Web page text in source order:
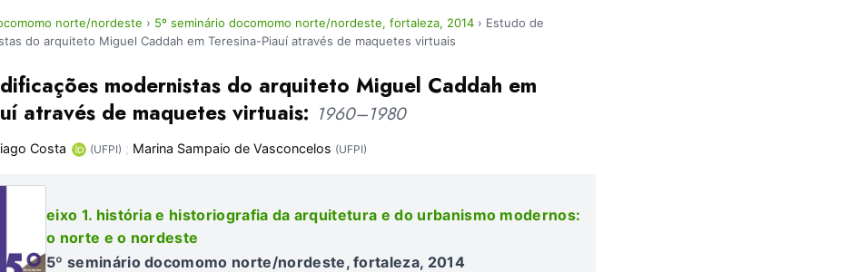
norte/nordeste › 5º seminário docomomo norte/nordeste, fortaleza, 2014 › Estudo de
do arquiteto Miguel Caddah em Teresina-Piauí através de maquetes virtuais
modernistas do arquiteto Miguel Caddah em
através de maquetes virtuais: 1960–1980
Costa (UFPI) ; Marina Sampaio de Vasconcelos (UFPI)
eixo 1. história e historiografia da arquitetura e do urbanismo modernos:
o norte e o nordeste
5º seminário docomomo norte/nordeste, fortaleza, 2014